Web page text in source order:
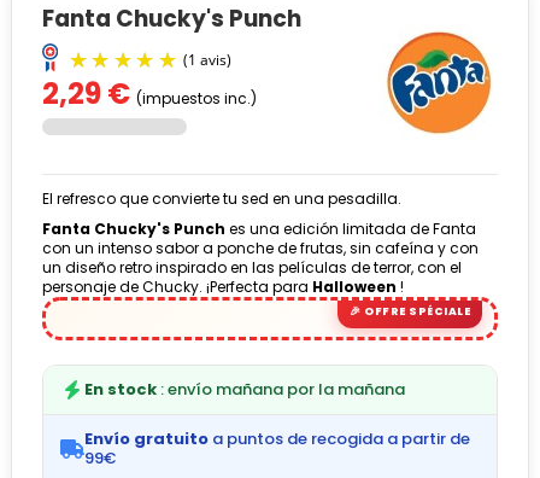
Fanta Chucky's Punch
(1 avis)
2,29 € (impuestos inc.)
El refresco que convierte tu sed en una pesadilla.
Fanta Chucky's Punch es una edición limitada de Fanta
con un intenso sabor a ponche de frutas, sin cafeína y con
un diseño retro inspirado en las películas de terror, con el
personaje de Chucky. ¡Perfecta para Halloween !
En stock : envío mañana por la mañana
Envío gratuito a puntos de recogida a partir de
99€